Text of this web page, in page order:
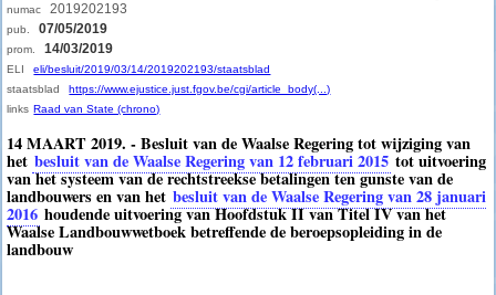
numac 2019202193
pub. 07/05/2019
prom. 14/03/2019
ELI
eli/besluit/2019/03/14/2019202193/staatsblad
staatsblad
https://www.ejustice.just.fgov.be/cgi/article_body(...)
links Raad van State (chrono)
14 MAART 2019. - Besluit van de Waalse Regering tot wijziging van
het besluit van de Waalse Regering van 12 februari 2015 tot uitvoering
van het systeem van de rechtstreekse betalingen ten gunste van de
landbouwers en van het besluit van de Waalse Regering van 28 januari
2016 houdende uitvoering van Hoofdstuk II van Titel IV van het
Waalse Landbouwwetboek betreffende de beroepsopleiding in de
landbouw